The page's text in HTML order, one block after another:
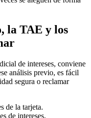
la TAE y los
de intereses, conviene
análisis previo, es fácil
segura o reclamar
de la tarjeta.
de intereses.